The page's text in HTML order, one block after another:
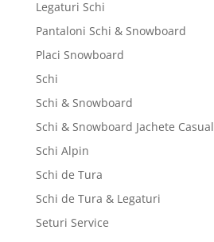
Legaturi Schi
Pantaloni Schi & Snowboard
Placi Snowboard
Schi
Schi & Snowboard
Schi & Snowboard Jachete Casual
Schi Alpin
Schi de Tura
Schi de Tura & Legaturi
Seturi Service